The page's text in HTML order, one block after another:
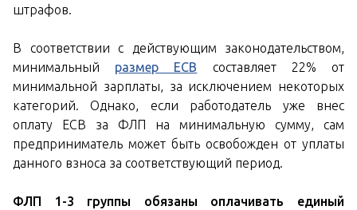
штрафов.
В соответствии с действующим законодательством,
минимальный размер ЕСВ составляет 22% от
минимальной зарплаты, за исключением некоторых
категорий. Однако, если работодатель уже внес
оплату ЕСВ за ФЛП на минимальную сумму, сам
предприниматель может быть освобожден от уплаты
данного взноса за соответствующий период.
ФЛП 1-3 группы обязаны оплачивать единый